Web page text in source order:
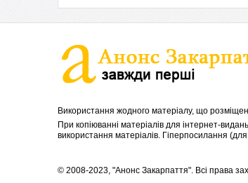
Використання жодного матеріалу, що
При копіюванні матеріалів для інтернет-
використання матеріалів. Гіперпосилання
© 2008-2023, "Анонс Закарпаття". Всі права